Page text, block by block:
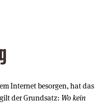
Internet besorgen, hat das
der Grundsatz: Wo kein